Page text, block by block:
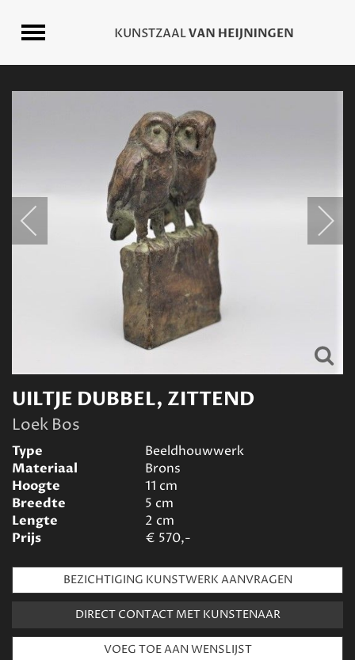
UILTJE DUBBEL, ZITTEND
Loek Bos
Type
Beeldhouwwerk
Materiaal
Brons
Hoogte
11 cm
Breedte
5 cm
Lengte
2 cm
Prijs
€ 570,-
BEZICHTIGING KUNSTWERK AANVRAGEN
DIRECT CONTACT MET KUNSTENAAR